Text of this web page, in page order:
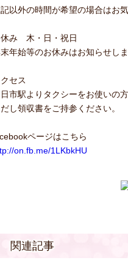
以外の時間が希望の場合はお
み 木・日・祝日
年始等のお休みはお知らせし
セス
市駅よりタクシーをお使いの
し領収書をご持参ください。
ページはこちら
on.fb.me/1LKbkHU
関連記事